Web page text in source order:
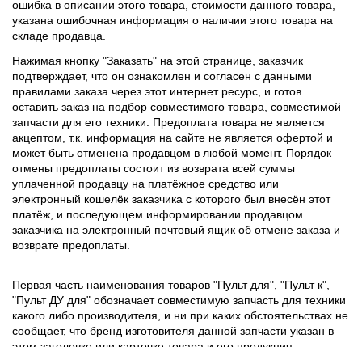
ошибка в описании этого товара, стоимости данного товара,
указана ошибочная информация о наличии этого товара на
складе продавца.
Нажимая кнопку "Заказать" на этой странице, заказчик
подтверждает, что он ознакомлен и согласен с данными
правилами заказа через этот интернет ресурс, и готов
оставить заказ на подбор совместимого товара, совместимой
запчасти для его техники. Предоплата товара не является
акцептом, т.к. информация на сайте не является офертой и
может быть отменена продавцом в любой момент. Порядок
отмены предоплаты состоит из возврата всей суммы
уплаченной продавцу на платёжное средство или
электронный кошелёк заказчика с которого был внесён этот
платёж, и последующем информировании продавцом
заказчика на электронный почтовый ящик об отмене заказа и
возврате предоплаты.
Первая часть наименования товаров "Пульт для", "Пульт к",
"Пульт ДУ для" обозначает совместимую запчасть для техники
какого либо производителя, и ни при каких обстоятельствах не
сообщает, что бренд изготовителя данной запчасти указан в